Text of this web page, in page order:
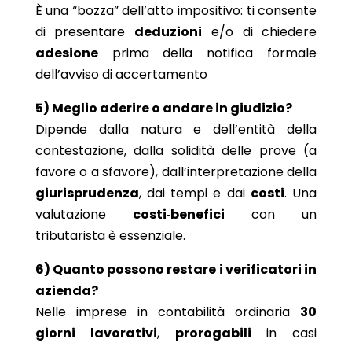
È una “bozza” dell’atto impositivo: ti consente
di presentare deduzioni e/o di chiedere
adesioneprima della notifica formale
dell’avviso di accertamento
5) Meglio aderire o andare in giudizio?
Dipende dalla natura e dell’entità della
contestazione, dalla solidità delle prove (a
favore o a sfavore), dall’interpretazione della
giurisprudenza, dai tempi e dai costi. Una
valutazione costi‑benefici con un
tributarista è essenziale.
6) Quanto possono restare i verificatori in
azienda?
Nelle imprese in contabilità ordinaria 30
giorni lavorativi, prorogabili in casi